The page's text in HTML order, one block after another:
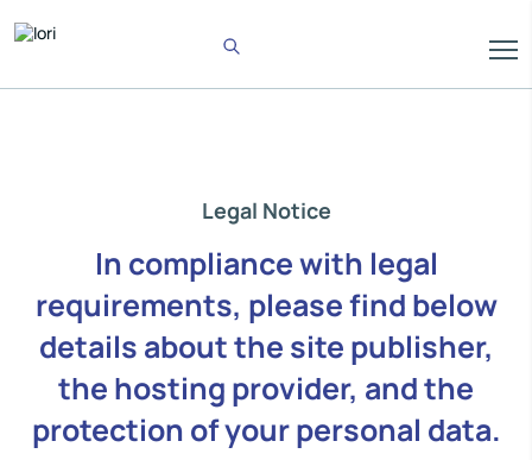
Legal Notice
In compliance with legal
requirements, please find below
details about the site publisher,
the hosting provider, and the
protection of your personal data.